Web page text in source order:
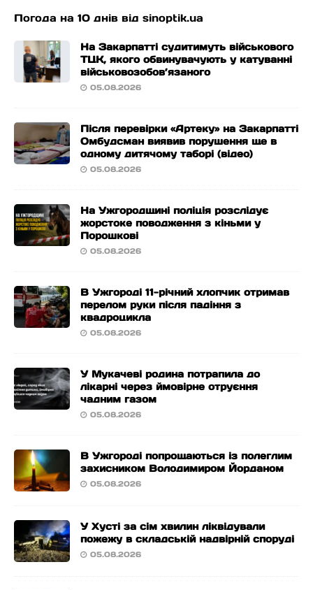
Погода на 10 днів від sinoptik.ua
На Закарпатті судитимуть військового
ТЦК, якого обвинувачують у катуванні
військовозобов’язаного
05.08.2026
Після перевірки «Артеку» на Закарпатті
Омбудсман виявив порушення ще в
одному дитячому таборі (відео)
05.08.2026
На Ужгородщині поліція розслідує
жорстоке поводження з кіньми у
Порошкові
05.08.2026
В Ужгороді 11-річний хлопчик отримав
перелом руки після падіння з
квадроцикла
05.08.2026
У Мукачеві родина потрапила до
лікарні через ймовірне отруєння
чадним газом
05.08.2026
В Ужгороді попрощаються із полеглим
захисником Володимиром Йорданом
05.08.2026
У Хусті за сім хвилин ліквідували
пожежу в складській надвірній споруді
05.08.2026